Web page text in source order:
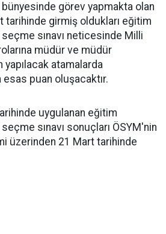
bünyesinde görev yapmakta olan
tarihinde girmiş oldukları eğitim
sınavı neticesinde Milli
müdür ve müdür
yapılacak atamalarda
esas puan oluşacaktır.
uygulanan eğitim
sınavı sonuçları ÖSYM'nin
üzerinden 21 Mart tarihinde